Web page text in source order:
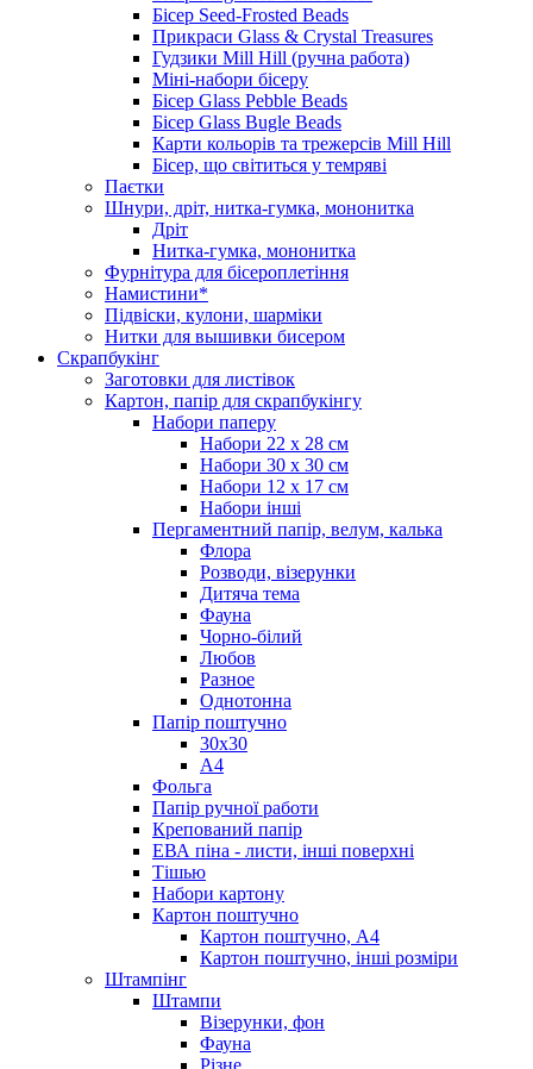
Бісер Seed-Frosted Beads
Прикраси Glass & Crystal Treasures
Гудзики Mill Hill (ручна работа)
Міні-набори бісеру
Бісер Glass Pebble Beads
Бісер Glass Bugle Beads
Карти кольорів та трежерсів Mill Hill
Бісер, що світиться у темряві
Паєтки
Шнури, дріт, нитка-гумка, мононитка
Дріт
Нитка-гумка, мононитка
Фурнітура для бісероплетіння
Намистини*
Підвіски, кулони, шарміки
Нитки для вышивки бисером
Скрапбукінг
Заготовки для листівок
Картон, папір для скрапбукінгу
Набори паперу
Набори 22 х 28 см
Набори 30 х 30 см
Набори 12 х 17 см
Набори інші
Пергаментний папір, велум, калька
Флора
Розводи, візерунки
Дитяча тема
Фауна
Чорно-білий
Любов
Разное
Однотонна
Папір поштучно
30х30
А4
Фольга
Папір ручної работи
Крепований папір
ЕВА піна - листи, інші поверхні
Тішью
Набори картону
Картон поштучно
Картон поштучно, А4
Картон поштучно, інші розміри
Штампінг
Штампи
Візерунки, фон
Фауна
Різне